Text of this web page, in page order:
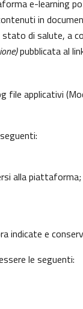
e-learning
in
di salute, a
pubblicata al
applicativi
alla piattaforma;
indicate e
le seguenti: